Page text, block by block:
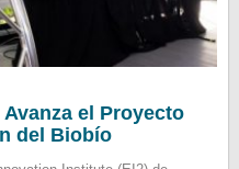
el Proyecto
del Biobío